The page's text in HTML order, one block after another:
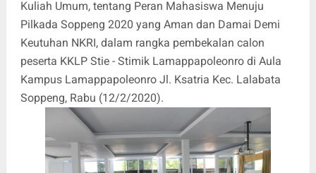
Kuliah Umum, tentang Peran Mahasiswa Menuju
Pilkada Soppeng 2020 yang Aman dan Damai Demi
Keutuhan NKRI, dalam rangka pembekalan calon
peserta KKLP Stie - Stimik Lamappapoleonro di Aula
Kampus Lamappapoleonro Jl. Ksatria Kec. Lalabata
Soppeng, Rabu (12/2/2020).